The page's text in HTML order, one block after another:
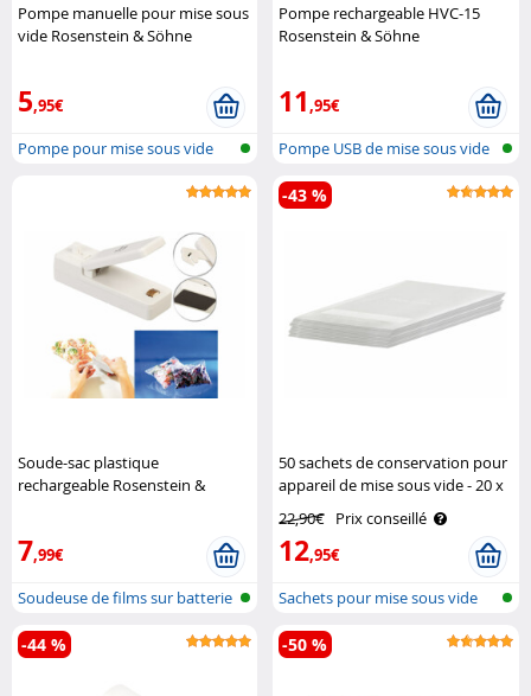
Pompe manuelle pour mise sous
vide Rosenstein & Söhne
5,95€
Pompe pour mise sous vide
Pompe rechargeable HVC-15
Rosenstein & Söhne
11,95€
Pompe USB de mise sous vide
avec ba..
Soude-sac plastique
rechargeable Rosenstein &
7,99€
Soudeuse de films sur batterie
50 sachets de conservation pour
appareil de mise sous vide - 20 x
30 cm Rosenstein & Söhne
22,90€ Prix conseillé
12,95€
-43 %
Sachets pour mise sous vide
-44 % -50 %